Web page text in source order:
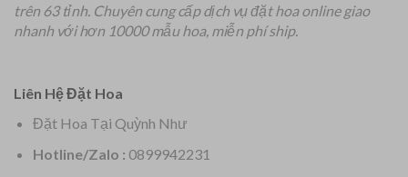
trên 63 tỉnh. Chuyên cung cấp dịch vụ đặt hoa online giao
nhanh với hơn 10000 mẫu hoa, miễn phí ship.
Liên Hệ Đặt Hoa
Đặt Hoa Tại Quỳnh Như
Hotline/Zalo : 0899942231